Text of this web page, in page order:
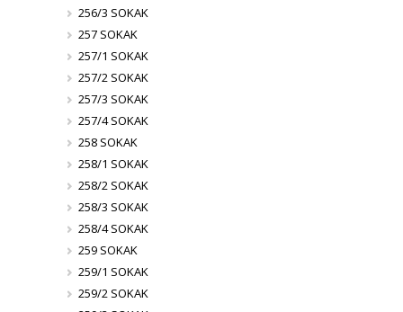
256/3 SOKAK
257 SOKAK
257/1 SOKAK
257/2 SOKAK
257/3 SOKAK
257/4 SOKAK
258 SOKAK
258/1 SOKAK
258/2 SOKAK
258/3 SOKAK
258/4 SOKAK
259 SOKAK
259/1 SOKAK
259/2 SOKAK